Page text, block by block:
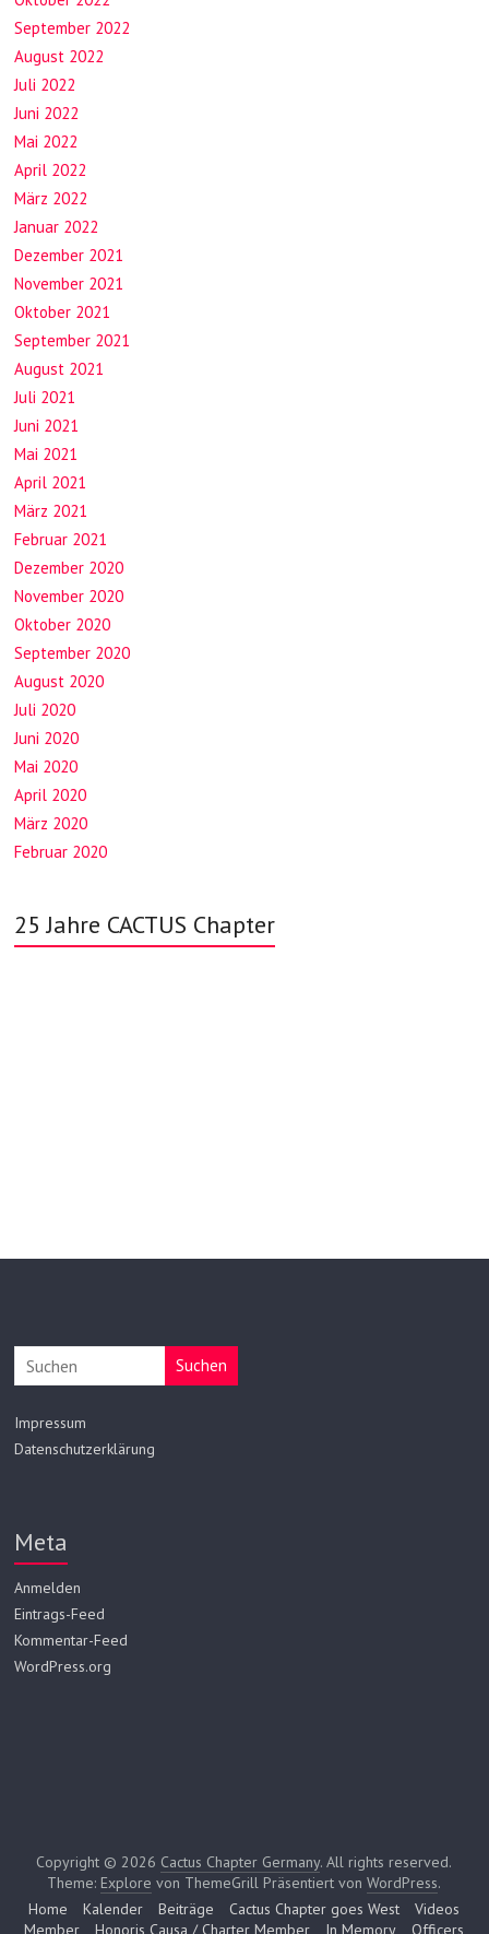
September 2022
August 2022
Juli 2022
Juni 2022
Mai 2022
April 2022
März 2022
Januar 2022
Dezember 2021
November 2021
Oktober 2021
September 2021
August 2021
Juli 2021
Juni 2021
Mai 2021
April 2021
März 2021
Februar 2021
Dezember 2020
November 2020
Oktober 2020
September 2020
August 2020
Juli 2020
Juni 2020
Mai 2020
April 2020
März 2020
Februar 2020
25 Jahre CACTUS Chapter
Suchen
Impressum
Datenschutzerklärung
Meta
Anmelden
Eintrags-Feed
Kommentar-Feed
WordPress.org
Copyright © 2026 Cactus Chapter Germany. All rights reserved.
Theme: Explore von ThemeGrill Präsentiert vonWordPress.
Home
Kalender Beiträge Cactus Chapter goes West
Videos
Member
Honoris Causa / Charter Member In Memory Officers